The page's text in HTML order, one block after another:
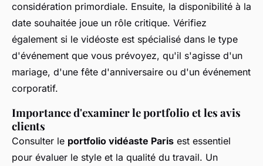
considération primordiale. Ensuite, la disponibilité à la
date souhaitée joue un rôle critique. Vérifiez
également si le vidéoste est spécialisé dans le type
d'événement que vous prévoyez, qu'il s'agisse d'un
mariage, d'une fête d'anniversaire ou d'un événement
corporatif.
Importance d'examiner le portfolio et les avis
clients
Consulter le portfolio vidéaste Paris est essentiel
pour évaluer le style et la qualité du travail. Un